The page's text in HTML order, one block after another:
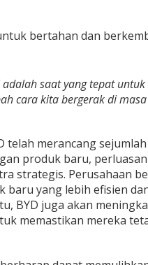
bertahan dan
saat yang tepat
cara kita bergerak di
telah merancang
produk baru,
strategis. Perusahaan
baru yang lebih efisien
BYD juga akan
memastikan mereka